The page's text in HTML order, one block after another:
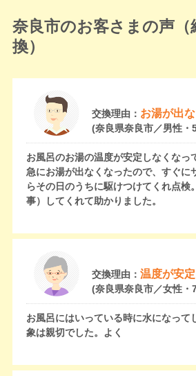
奈良市のお客さまの声（
換）
交換理由： お湯が出
(奈良県奈良市／男性・
お風呂のお湯の温度が安定しなくなっ
急にお湯が出なくなったので、すぐに
らその日のうちに駆けつけてくれ点検
事）してくれて助かりました。
交換理由： 温度が安
(奈良県奈良市／女性・
お風呂にはいっている時に水になって
象は親切でした。よく